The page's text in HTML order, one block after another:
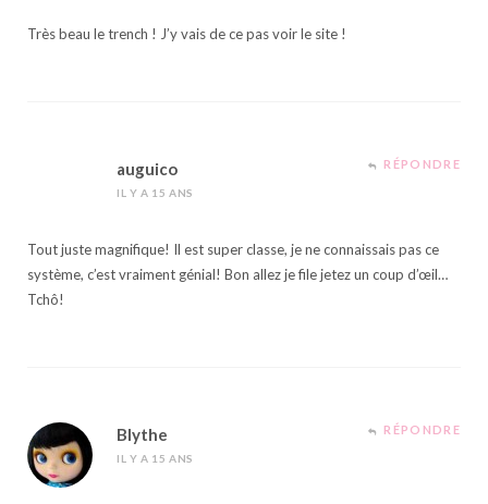
Très beau le trench ! J’y vais de ce pas voir le site !
auguico
IL Y A 15 ANS
RÉPONDRE
Tout juste magnifique! Il est super classe, je ne connaissais pas ce
système, c’est vraiment génial! Bon allez je file jetez un coup d’œil…
Tchô!
Blythe
IL Y A 15 ANS
RÉPONDRE